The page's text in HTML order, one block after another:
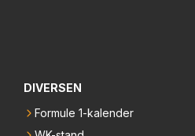
DIVERSEN
Formule 1-kalender